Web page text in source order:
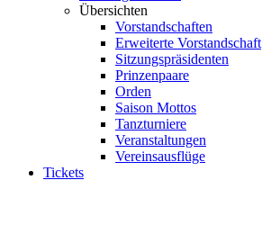
Übersichten
Vorstandschaften
Erweiterte Vorstandschaft
Sitzungspräsidenten
Prinzenpaare
Orden
Saison Mottos
Tanzturniere
Veranstaltungen
Vereinsausflüge
Tickets